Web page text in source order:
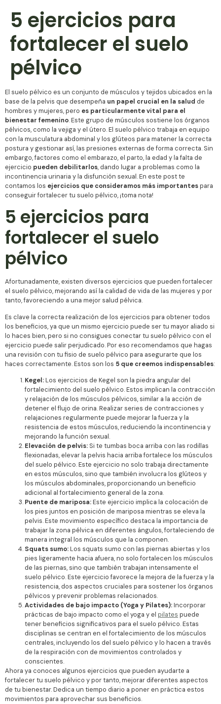
5 ejercicios para
fortalecer el suelo
pélvico
El suelo pélvico es un conjunto de músculos y tejidos ubicados en la
base de la pelvis que desempeña un papel crucial en la salud de
hombres y mujeres, pero es particularmente vital para el
bienestar femenino. Este grupo de músculos sostiene los órganos
pélvicos, como la vejiga y el útero. El suelo pélvico trabaja en equipo
con la musculatura abdominal y los glúteos para matener la correcta
postura y gestionar así, las presiones externas de forma correcta. Sin
embargo, factores como el embarazo, el parto, la edad y la falta de
ejercicio pueden debilitarlos, dando lugar a problemas como la
incontinencia urinaria y la disfunción sexual. En este post te
contamos los ejercicios que consideramos más importantespara
conseguir fortalecer tu suelo pélvico, ¡toma nota!
5 ejercicios para
fortalecer el suelo
pélvico
Afortunadamente, existen diversos ejercicios que pueden fortalecer
el suelo pélvico, mejorando así la calidad de vida de las mujeres y por
tanto, favoreciendo a una mejor salud pélvica.
Es clave la correcta realización de los ejercicios para obtener todos
los beneficios, ya que un mismo ejercicio puede ser tu mayor aliado si
lo haces bien, pero si no consigues conectar tu suelo pélvico con el
ejercicio puede salir perjudicado. Por eso recomendamos que hagas
una revisión con tu fisio de suelo pélvico para asegurarte que los
haces correctamente. Estos son los 5 que creemos indispensables:
Kegel:Los ejercicios de Kegel son la piedra angular del
fortalecimiento del suelo pélvico. Estos implican la contracción
y relajación de los músculos pélvicos, similar a la acción de
detener el flujo de orina. Realizar series de contracciones y
relajaciones regularmente puede mejorar la fuerza y la
resistencia de estos músculos, reduciendo la incontinencia y
mejorando la función sexual.
Elevación de pelvis: Si te tumbas boca arriba con las rodillas
flexionadas, elevar la pelvis hacia arriba fortalece los músculos
del suelo pélvico. Este ejercicio no solo trabaja directamente
en estos músculos, sino que también involucra los glúteos y
los músculos abdominales, proporcionando un beneficio
adicional al fortalecimiento general de la zona.
Puente de mariposa:Este ejercicio implica la colocación de
los pies juntos en posición de mariposa mientras se eleva la
pelvis. Este movimiento específico destaca la importancia de
trabajar la zona pélvica en diferentes ángulos, fortaleciendo de
manera integral los músculos que la componen.
Squats sumo:Los squats sumo con las piernas abiertas y los
pies ligeramente hacia afuera, no solo fortalecen los músculos
de las piernas, sino que también trabajan intensamente el
suelo pélvico. Este ejercicio favorece la mejora de la fuerza y ​​la
resistencia, dos aspectos cruciales para sostener los órganos
pélvicos y prevenir problemas relacionados.
Actividades de bajo impacto (Yoga y Pilates):Incorporar
prácticas de bajo impacto como el yoga y el pilates puede
tener beneficios significativos para el suelo pélvico. Estas
disciplinas se centran en el fortalecimiento de los músculos
centrales, incluyendo los del suelo pélvico y lo hacen a través
de la respiración con de movimientos controlados y
conscientes.
Ahora ya conoces algunos ejercicios que pueden ayudarte a
fortalecer tu suelo pélvico y por tanto, mejorar diferentes aspectos
de tu bienestar. Dedica un tiempo diario a poner en práctica estos
movimientos para aprovechar sus beneficios.